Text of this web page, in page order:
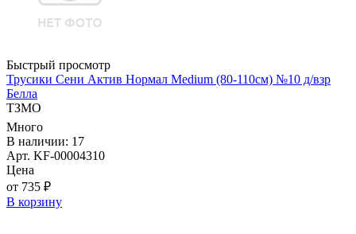
Быстрый просмотр
Трусики Сени Актив Нормал Medium (80-110см) №10 д/взр
Белла
ТЗМО
Много
В наличии: 17
Арт. KF-00004310
Цена
от 735 ₽
В корзину